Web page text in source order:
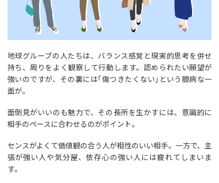
地球グループの人たちは、バランス感覚と現実的思考を併せ
持ち、周りをよく観察して行動します。認められたい願望が
強いのですが、その裏には｢傷つきたくない｣という臆病な一
面が。
面倒見がいいのも魅力で、その長所を生かすには、意識的に
相手のペースに合わせるのがポイント。
センスがよくて価値観の合う人が相性のいい相手。一方で、主
張が強い人や気分屋、依存心の強い人には疲れてしまいま
す。